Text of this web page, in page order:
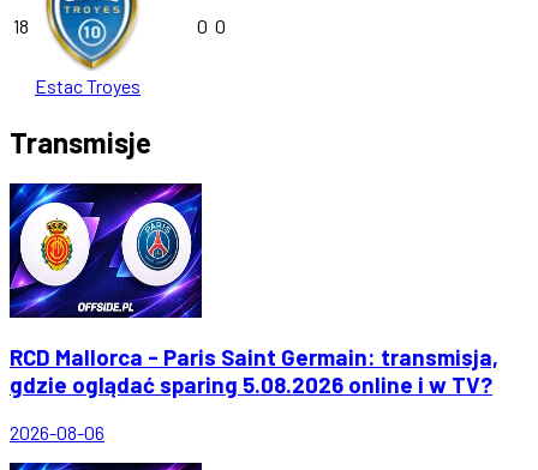
18
Estac Troyes
0 0
Transmisje
RCD Mallorca - Paris Saint Germain: transmisja,
gdzie oglądać sparing 5.08.2026 online i w TV?
2026-08-06